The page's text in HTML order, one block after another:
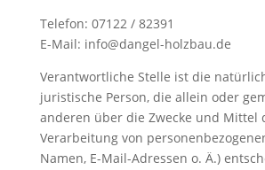
Telefon: 07122 / 82391
E-Mail: info@dangel-holzbau.de
Verantwortliche Stelle ist die
juristische Person, die allein oder
anderen über die Zwecke und Mittel
Verarbeitung von
Namen, E-Mail-Adressen o. Ä.)